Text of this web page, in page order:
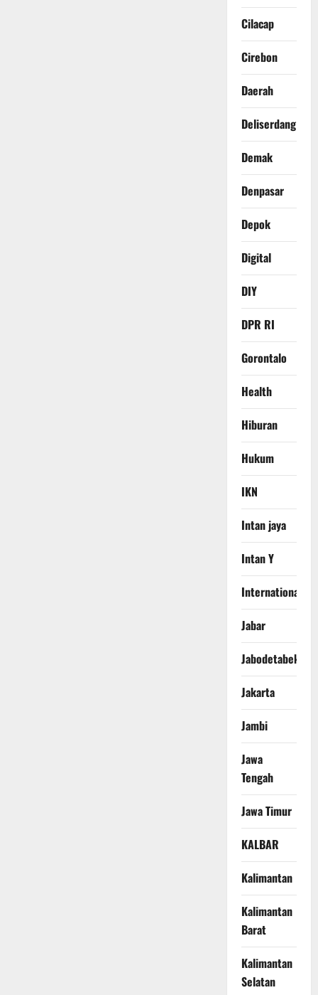
Cilacap
Cirebon
Daerah
Deliserdang
Demak
Denpasar
Depok
Digital
DIY
DPR RI
Gorontalo
Health
Hiburan
Hukum
IKN
Intan jaya
Intan Y
International
Jabar
Jabodetabek
Jakarta
Jambi
Jawa
Tengah
Jawa Timur
KALBAR
Kalimantan
Kalimantan
Barat
Kalimantan
Selatan